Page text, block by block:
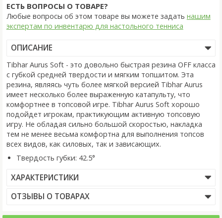
ЕСТЬ ВОПРОСЫ О ТОВАРЕ?
Любые вопросы об этом товаре вы можете задать нашим
экспертам по инвентарю для настольного тенниса
ОПИСАНИЕ
Tibhar Aurus Soft - это довольно быстрая резина OFF класса
с губкой средней твердости и мягким топшитом. Эта
резина, являясь чуть более мягкой версией Tibhar Aurus
имеет несколько более выраженную катапульту, что
комфортнее в топсовой игре. Tibhar Aurus Soft хорошо
подойдет игрокам, практикующим активную топсовую
игру. Не обладая сильно большой скоростью, накладка
тем не менее весьма комфортна для выполнения топсов
всех видов, как силовых, так и зависающих.
Твердость губки: 42.5°
ХАРАКТЕРИСТИКИ
ОТЗЫВЫ О ТОВАРАХ